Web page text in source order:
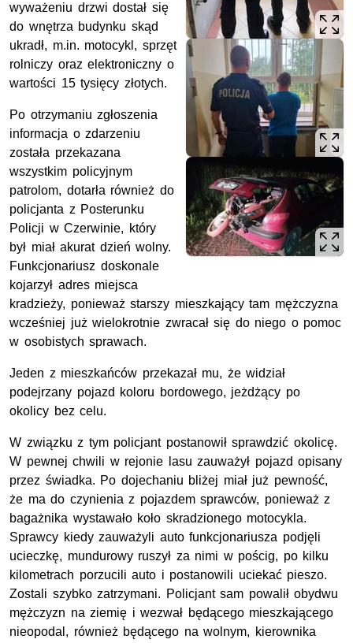
wyważeniu drzwi dostał się
do wnętrza budynku skąd
ukradł, m.in. motocykl, sprzęt
rolniczy oraz elektroniczny o
wartości 15 tysięcy złotych.
Po otrzymaniu zgłoszenia
informacja o zdarzeniu
została przekazana
wszystkim policyjnym
patrolom, dotarła również do
policjanta z Posterunku
Policji w Czerwinie, który
był miał akurat dzień wolny.
Funkcjonariusz doskonale
kojarzył adres miejsca
kradzieży, ponieważ starszy mieszkający tam mężczyzna
wcześniej już wielokrotnie zwracał się do niego o pomoc
w osobistych sprawach.
Jeden z mieszkańców przekazał mu, że widział
podejrzany pojazd koloru bordowego, jeżdżący po
okolicy bez celu.
W związku z tym policjant postanowił sprawdzić okolicę.
W pewnej chwili w rejonie lasu zauważył pojazd opisany
przez świadka. Po dojechaniu bliżej miał już pewność,
że ma do czynienia z pojazdem sprawców, ponieważ z
bagażnika wystawało koło skradzionego motocykla.
Sprawcy kiedy zauważyli auto funkcjonariusza podjęli
ucieczkę, mundurowy ruszył za nimi w pościg, po kilku
kilometrach porzucili auto i postanowili uciekać pieszo.
Zostali szybko zatrzymani. Policjant sam powalił obydwu
mężczyzn na ziemię i wezwał będącego mieszkającego
nieopodal, również będącego na wolnym, kierownika